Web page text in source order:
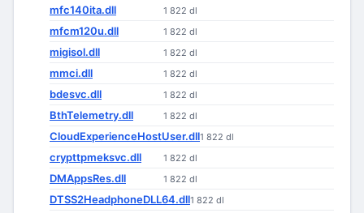
mfc140ita.dll 1 822 dl
mfcm120u.dll 1 822 dl
migisol.dll 1 822 dl
mmci.dll 1 822 dl
bdesvc.dll 1 822 dl
BthTelemetry.dll 1 822 dl
CloudExperienceHostUser.dll1 822 dl
crypttpmeksvc.dll 1 822 dl
DMAppsRes.dll 1 822 dl
DTSS2HeadphoneDLL64.dll1 822 dl